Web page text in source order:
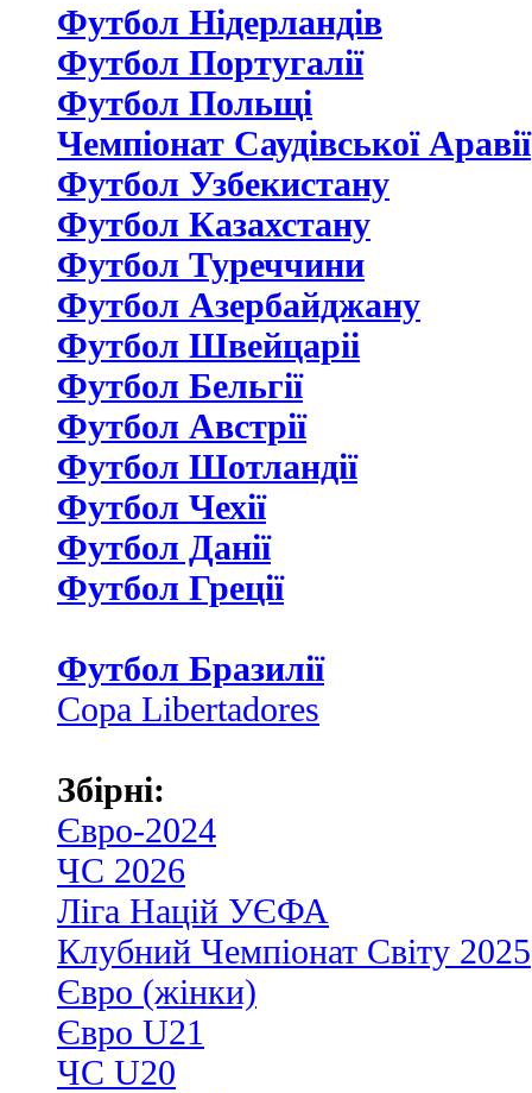
Футбол Нідерландiв
Футбол Португалії
Футбол Польщі
Чемпіонат Саудівської Аравії
Футбол Узбекистану
Футбол Казахстану
Футбол Туреччини
Футбол Азербайджану
Футбол Швейцаріі
Футбол Бельгії
Футбол Австрії
Футбол Шотландії
Футбол Чехії
Футбол Данії
Футбол Греції
Футбол Бразилії
Copa Libertadores
Збірні:
Євро-2024
ЧС 2026
Ліга Націй УЄФА
Клубний Чемпіонат Світу 2025
Євро (жінки)
Євро U21
ЧС U20